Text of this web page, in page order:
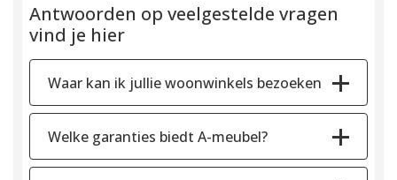
Antwoorden op veelgestelde vragen
vind je hier
Waar kan ik jullie woonwinkels bezoeken
Welke garanties biedt A-meubel?